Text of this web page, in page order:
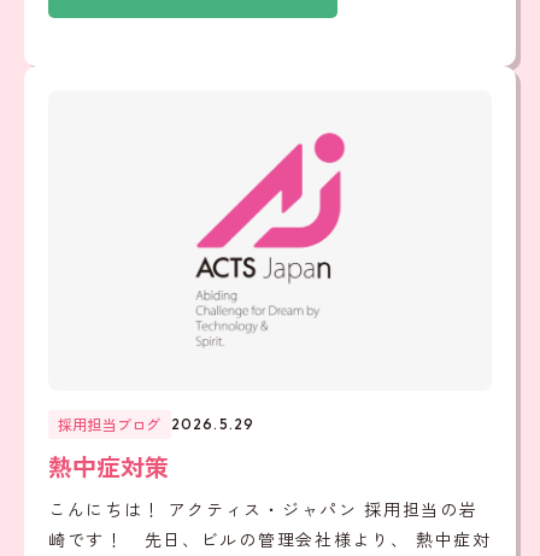
採用担当ブログ 2026.5.29
熱中症対策
こんにちは！ アクティス・ジャパン 採用担当の岩
崎です！ 先日、ビルの管理会社様より、 熱中症対